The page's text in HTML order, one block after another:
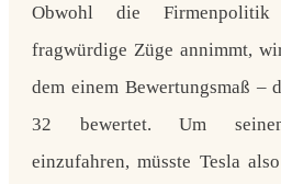
Obwohl die
fragwürdige Züge annimmt,
dem einem Bewertungsmaß –
32 bewertet. Um seinen
einzufahren, müsste Tesla